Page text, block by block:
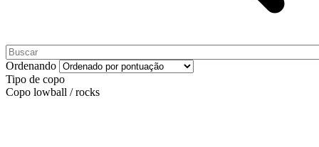
Ordenando
Tipo de copo
Copo lowball / rocks